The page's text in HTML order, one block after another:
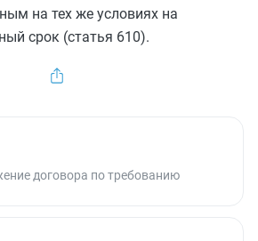
на тех же условиях на
срок (статья 610).
договора по требованию